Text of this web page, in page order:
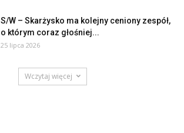
S/W – Skarżysko ma kolejny ceniony zespół,
o którym coraz głośniej...
25 lipca 2026
Wczytaj więcej